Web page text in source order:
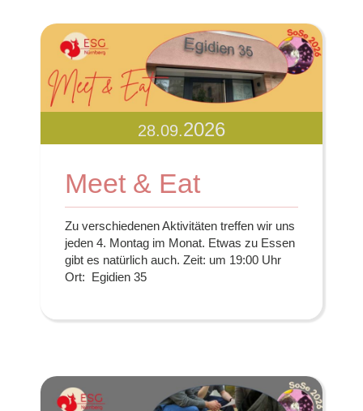
28.09.2026
Meet & Eat
Zu verschiedenen Aktivitäten treffen wir uns
jeden 4. Montag im Monat. Etwas zu Essen
gibt es natürlich auch. Zeit: um 19:00 Uhr
Ort: Egidien 35